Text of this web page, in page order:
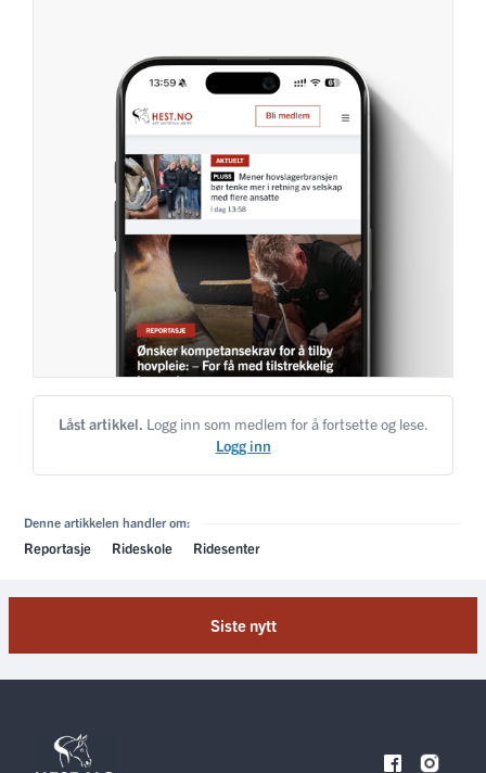
Låst artikkel. Logg inn som medlem for å fortsette og lese.
Logg inn
Denne artikkelen handler om:
Reportasje Rideskole Ridesenter
Siste nytt